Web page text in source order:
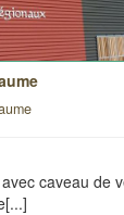
caveau de